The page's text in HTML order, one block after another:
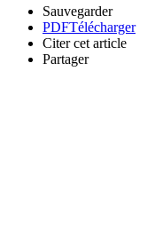
Sauvegarder
PDFTélécharger
Citer cet article
Partager